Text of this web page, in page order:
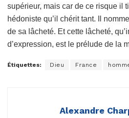
supérieur, mais car de ce risque il
hédoniste qu’il chérit tant. Il
de sa lâcheté. Et cette lâcheté,
d’expression, est le prélude de la
Étiquettes: Dieu France
Alexandre